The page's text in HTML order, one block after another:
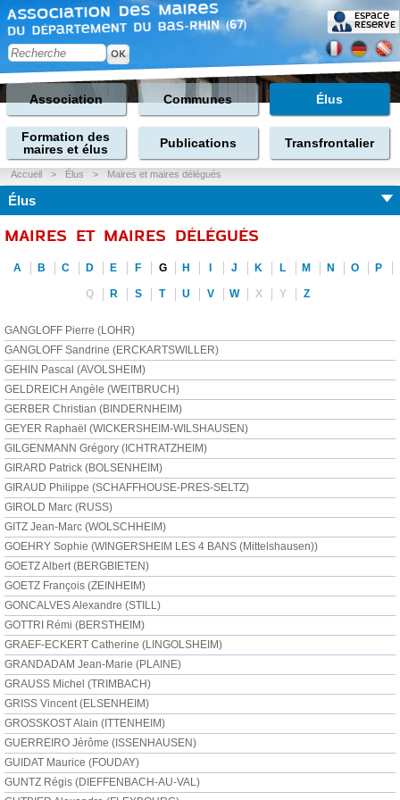
Espace
réservé
Association Communes Élus
Formation des
maires et élus
Publications Transfrontalier
Accueil > Élus > Maires et maires délégués
Élus
MAIRES ET MAIRES DÉLÉGUÉS
A B C D E F G H J K L M N O P
Q R S T U V W X Y Z
GANGLOFF Pierre (LOHR)
GANGLOFF Sandrine (ERCKARTSWILLER)
GEHIN Pascal (AVOLSHEIM)
GELDREICH Angèle (WEITBRUCH)
GERBER Christian (BINDERNHEIM)
GEYER Raphaël (WICKERSHEIM-WILSHAUSEN)
GILGENMANN Grégory (ICHTRATZHEIM)
GIRARD Patrick (BOLSENHEIM)
GIRAUD Philippe (SCHAFFHOUSE-PRES-SELTZ)
GIROLD Marc (RUSS)
GITZ Jean-Marc (WOLSCHHEIM)
GOEHRY Sophie (WINGERSHEIM LES 4 BANS (Mittelshausen))
GOETZ Albert (BERGBIETEN)
GOETZ François (ZEINHEIM)
GONCALVES Alexandre (STILL)
GOTTRI Rémi (BERSTHEIM)
GRAEF-ECKERT Catherine (LINGOLSHEIM)
GRANDADAM Jean-Marie (PLAINE)
GRAUSS Michel (TRIMBACH)
GRISS Vincent (ELSENHEIM)
GROSSKOST Alain (ITTENHEIM)
GUERREIRO Jérôme (ISSENHAUSEN)
GUIDAT Maurice (FOUDAY)
GUNTZ Régis (DIEFFENBACH-AU-VAL)